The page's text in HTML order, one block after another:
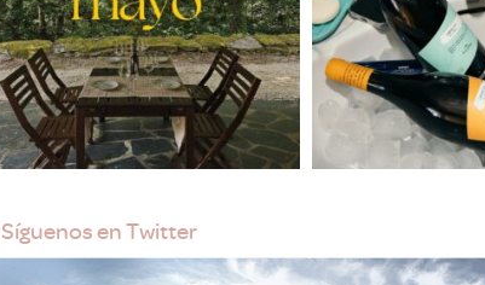
Síguenos en Twitter